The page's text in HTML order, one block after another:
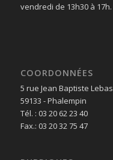
vendredi de 13h30 à 17h.
COORDONNÉES
5 rue Jean Baptiste Lebas
59133 - Phalempin
Tél. : 03 20 62 23 40
Fax.: 03 20 32 75 47